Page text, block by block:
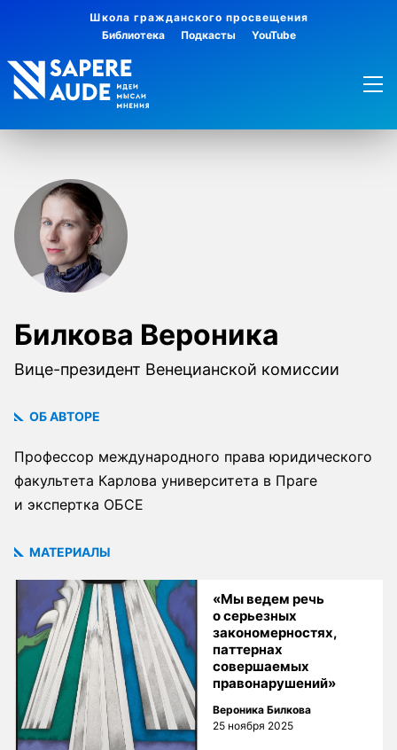
Школа гражданского просвещения
Библиотека
Подкасты YouTube
Билкова Вероника
Вице-президент Венецианской комиссии
ОБ АВТОРЕ
Профессор международного права юридического
факультета Карлова университета в Праге
и экспертка ОБСЕ
МАТЕРИАЛЫ
«Мы ведем речь
о серьезных
закономерностях,
паттернах
совершаемых
правонарушений»
Вероника Билкова
25 ноября 2025